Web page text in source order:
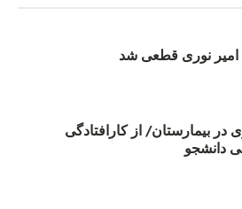
نوری قطعی شد
در بیمارستان/ از کارافتادگی